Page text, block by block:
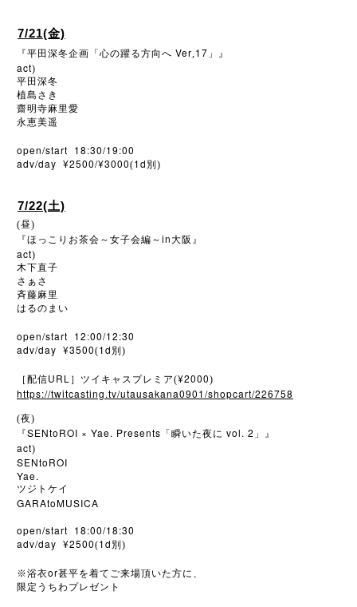
7/21(金)
『平田深冬企画「心の躍る方向へ Ver,17 」』
act)
平田深冬
植島さき
齋明寺麻里愛
永恵美遥
open/start 18:30/19:00
adv/day ¥2500/¥3000(1d 別)
7/22(土)
(昼)
『ほっこりお茶会～女子会編～ in大阪』
act)
木下直子
さぁさ
斉藤麻里
はるのまい
open/start 12:00/12:30
adv/day ¥3500(1d 別)
［配信URL ］ツイキャスプレミア(¥2000)
https://twitcasting.tv/utausakana0901/shopcart/226758
(夜)
『SENtoROI × Yae. Presents 「瞬いた夜に vol. 2 」』
act)
SENtoROI
Yae.
ツジトケイ
GARAtoMUSICA
open/start 18:00/18:30
adv/day ¥2500(1d 別)
※浴衣or甚平を着てご来場頂いた方に、
限定うちわプレゼント